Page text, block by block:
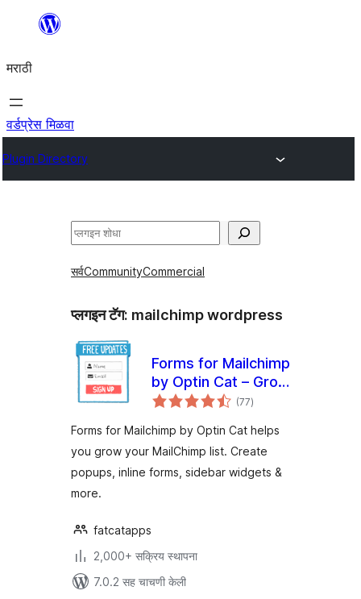
सामुग्रीवर
मराठी
वर्डप्रेस मिळवा
Plugin Directory
शोधा
सर्वCommunityCommercial
प्लगइन टॅग: mailchimp wordpress
Forms for Mailchimp
by Optin Cat – Grow
Your MailChimp List
(77एकूण
मूल्यांकन
)
Forms for Mailchimp by Optin Cat helps
you grow your MailChimp list. Create
popups, inline forms, sidebar widgets &
more.
fatcatapps
2,000+ सक्रिय स्थापना
7.0.2 सह चाचणी केली